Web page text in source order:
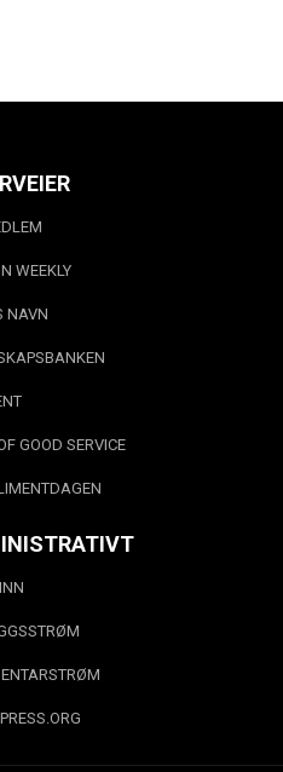
WEEKLY
NAVN
GOOD SERVICE